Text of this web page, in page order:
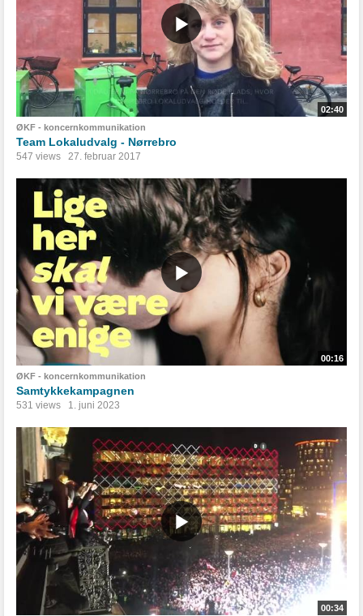
02:40
ØKF - koncernkommunikation
Team Lokaludvalg - Nørrebro
547 views 27. februar 2017
00:16
ØKF - koncernkommunikation
Samtykkekampagnen
531 views 1. juni 2023
00:34